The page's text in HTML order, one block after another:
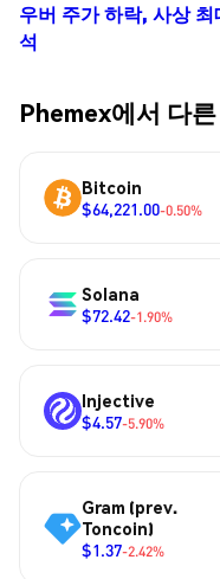
우버 주가 하락, 사상
석
Phemex에서 다
Bitcoin
$64,221.00-0.50%
Solana
$72.42-1.90%
Injective
$4.57-5.90%
Gram (prev.
Toncoin)
$1.37-2.42%